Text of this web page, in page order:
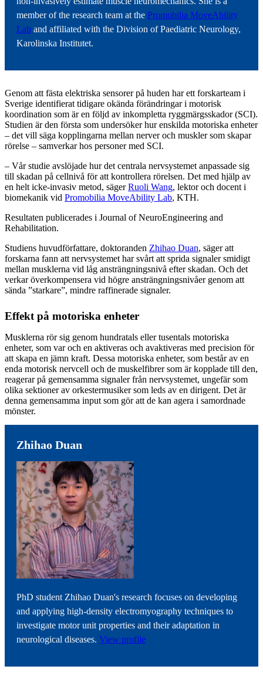
member of the research team at the Promobilia MoveAbility
Lab and affiliated with the Division of Paediatric Neurology,
Karolinska Institutet.
Genom att fästa elektriska sensorer på huden har ett forskarteam i
Sverige identifierat tidigare okända förändringar i motorisk
koordination som är en följd av inkompletta ryggmärgsskador (SCI).
Studien är den första som undersöker hur enskilda motoriska enheter
– det vill säga kopplingarna mellan nerver och muskler som skapar
rörelse – samverkar hos personer med SCI.
– Vår studie avslöjade hur det centrala nervsystemet anpassade sig
till skadan på cellnivå för att kontrollera rörelsen. Det med hjälp av
en helt icke-invasiv metod, sägerRuoli Wang, lektor och docent i
biomekanik vid Promobilia MoveAbility Lab, KTH.
Resultaten publicerades i Journal of NeuroEngineering and
Rehabilitation.
Studiens huvudförfattare, doktoranden Zhihao Duan, säger att
forskarna fann att nervsystemet har svårt att sprida signaler smidigt
mellan musklerna vid låg ansträngningsnivå efter skadan. Och det
verkar överkompensera vid högre ansträngningsnivåer genom att
sända ”starkare”, mindre raffinerade signaler.
Effekt på motoriska enheter
Musklerna rör sig genom hundratals eller tusentals motoriska
enheter, som var och en aktiveras och avaktiveras med precision för
att skapa en jämn kraft. Dessa motoriska enheter, som består av en
enda motorisk nervcell och de muskelfibrer som är kopplade till den,
reagerar på gemensamma signaler från nervsystemet, ungefär som
olika sektioner av orkestermusiker som leds av en dirigent. Det är
denna gemensamma input som gör att de kan agera i samordnade
mönster.
Zhihao Duan
PhD student Zhihao Duan's research focuses on developing
and applying high-density electromyography techniques to
investigate motor unit properties and their adaptation in
neurological diseases. View profile